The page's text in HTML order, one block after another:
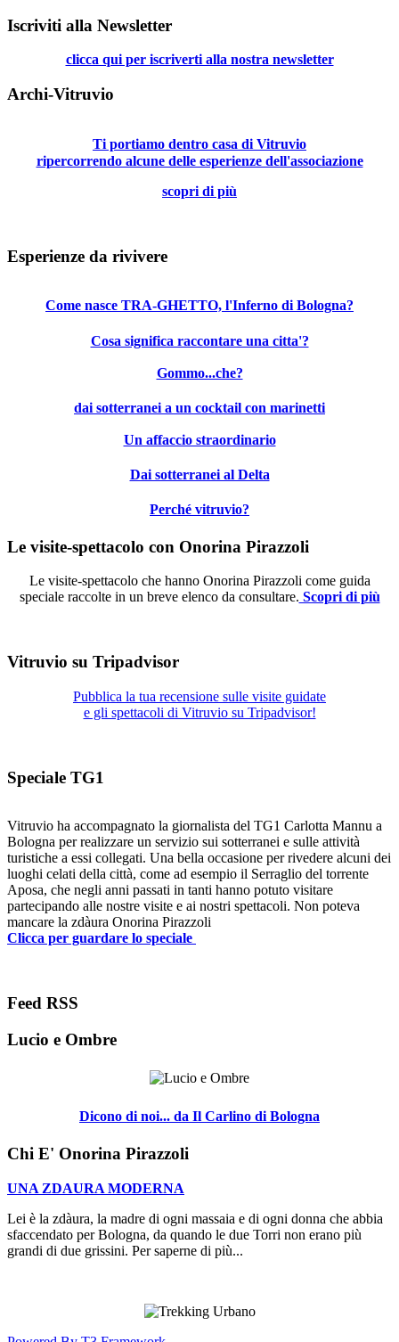
Iscriviti alla Newsletter
clicca qui per iscriverti alla nostra newsletter
Archi-Vitruvio
Ti portiamo dentro casa di Vitruvio
ripercorrendo alcune delle esperienze dell'associazione
scopri di più
Esperienze da rivivere
Come nasce TRA-GHETTO, l'Inferno di Bologna?
Cosa significa raccontare una citta'?
Gommo...che?
dai sotterranei a un cocktail con marinetti
Un affaccio straordinario
Dai sotterranei al Delta
Perché vitruvio?
Le visite-spettacolo con Onorina Pirazzoli
Le visite-spettacolo che hanno Onorina Pirazzoli come guida
speciale raccolte in un breve elenco da consultare. Scopri di più
Vitruvio su Tripadvisor
Pubblica la tua recensione sulle visite guidate
e gli spettacoli di Vitruvio su Tripadvisor!
Speciale TG1
Vitruvio ha accompagnato la giornalista del TG1 Carlotta Mannu a
Bologna per realizzare un servizio sui sotterranei e sulle attività
turistiche a essi collegati. Una bella occasione per rivedere alcuni dei
luoghi celati della città, come ad esempio il Serraglio del torrente
Aposa, che negli anni passati in tanti hanno potuto visitare
partecipando alle nostre visite e ai nostri spettacoli. Non poteva
mancare la zdàura Onorina Pirazzoli
Clicca per guardare lo speciale
Feed RSS
Lucio e Ombre
Dicono di noi... da Il Carlino di Bologna
Chi E' Onorina Pirazzoli
UNA ZDAURA MODERNA
Lei è la zdàura, la madre di ogni massaia e di ogni donna che abbia
sfaccendato per Bologna, da quando le due Torri non erano più
grandi di due grissini. Per saperne di più...